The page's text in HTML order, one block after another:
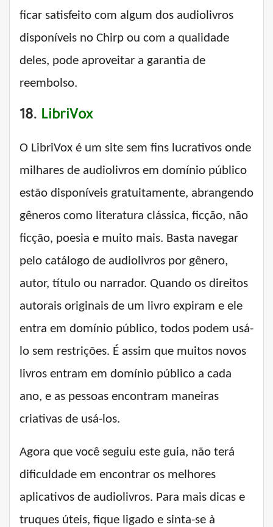
ficar satisfeito com algum dos audiolivros
disponíveis no Chirp ou com a qualidade
deles, pode aproveitar a garantia de
reembolso.
18. LibriVox
O LibriVox é um site sem fins lucrativos onde
milhares de audiolivros em domínio público
estão disponíveis gratuitamente, abrangendo
gêneros como literatura clássica, ficção, não
ficção, poesia e muito mais. Basta navegar
pelo catálogo de audiolivros por gênero,
autor, título ou narrador. Quando os direitos
autorais originais de um livro expiram e ele
entra em domínio público, todos podem usá-
lo sem restrições. É assim que muitos novos
livros entram em domínio público a cada
ano, e as pessoas encontram maneiras
criativas de usá-los.
Agora que você seguiu este guia, não terá
dificuldade em encontrar os melhores
aplicativos de audiolivros. Para mais dicas e
truques úteis, fique ligado e sinta-se à